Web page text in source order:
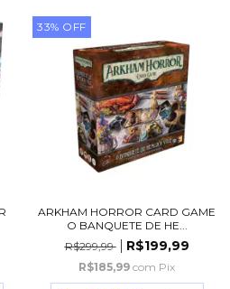
33% OFF
ARKHAM HORROR CARD GAME
O BANQUETE DE HE...
R$299,99
R$199,99
R$185,99 com Pix